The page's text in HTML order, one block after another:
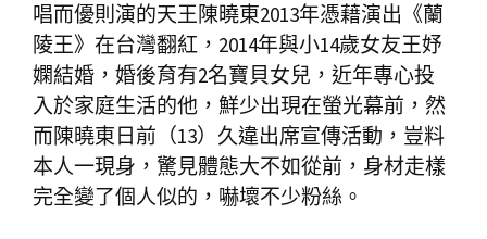
唱而優則演的天王陳曉東2013年憑藉演出《蘭
陵王》在台灣翻紅，2014年與小14歲女友王妤
嫻結婚，婚後育有2名寶貝女兒，近年專心投
入於家庭生活的他，鮮少出現在螢光幕前，然
而陳曉東日前（13）久違出席宣傳活動，豈料
本人一現身，驚見體態大不如從前，身材走樣
完全變了個人似的，嚇壞不少粉絲。